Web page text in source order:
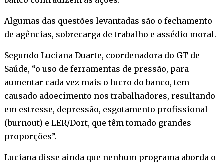
Algumas das questões levantadas são o fechamento
de agências, sobrecarga de trabalho e assédio moral.
Segundo Luciana Duarte, coordenadora do GT de
Saúde, “o uso de ferramentas de pressão, para
aumentar cada vez mais o lucro do banco, tem
causado adoecimento nos trabalhadores, resultando
em estresse, depressão, esgotamento profissional
(burnout) e LER/Dort, que têm tomado grandes
proporções”.
Luciana disse ainda que nenhum programa aborda o